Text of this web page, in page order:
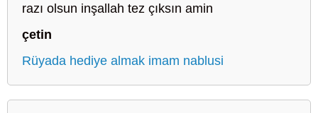
razı olsun inşallah tez çıksın amin
çetin
Rüyada hediye almak imam nablusi